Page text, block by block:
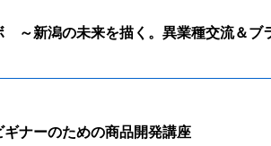
～新潟の未来を描く。異業種交流＆ブ
ナーのための商品開発講座